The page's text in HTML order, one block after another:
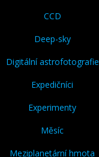
CCD
Deep-sky
Digitální astrofotografie
Expedičníci
Experimenty
Měsíc
Meziplanetární hmota